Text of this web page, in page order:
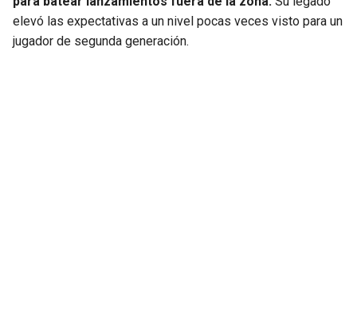
elevó las expectativas a un nivel pocas veces visto para un
jugador de segunda generación.